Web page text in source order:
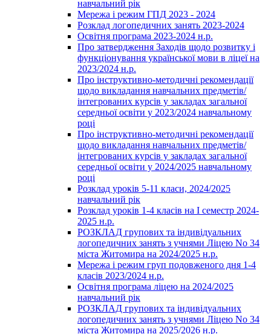
навчальний рік
Мережа і режим ГПД 2023 - 2024
Розклад логопедичних занять 2023-2024
Освітня програма 2023-2024 н.р.
Про затвердження Заходів щодо розвитку і
функціонування української мови в ліцеї на
2023/2024 н.р.
Про інструктивно-методичні рекомендації
щодо викладання навчальних предметів/
інтегрованих курсів у закладах загальної
середньої освіти у 2023/2024 навчальному
році
Про інструктивно-методичні рекомендації
щодо викладання навчальних предметів/
інтегрованих курсів у закладах загальної
середньої освіти у 2024/2025 навчальному
році
Розклад уроків 5-11 класи, 2024/2025
навчальний рік
Розклад уроків 1-4 класів на І семестр 2024-
2025 н.р.
РОЗКЛАД групових та індивідуальних
логопедичних занять з учнями Ліцею No 34
міста Житомира на 2024/2025 н.р.
Мережа і режим груп подовженого дня 1-4
класів 2023/2024 н.р.
Освітня програма ліцею на 2024/2025
навчальний рік
РОЗКЛАД групових та індивідуальних
логопедичних занять з учнями Ліцею No 34
міста Житомира на 2025/2026 н.р.